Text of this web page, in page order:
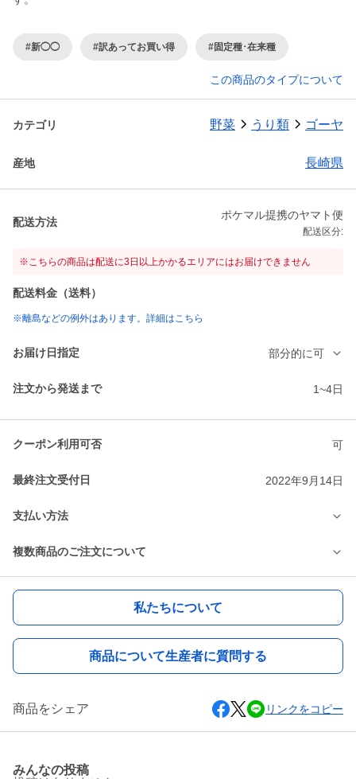
#新◯◯ #訳あってお買い得 #固定種･在来種
この商品のタイプについて
カテゴリ 野菜 うり類 ゴーヤ
産地 長崎県
配送方法
ポケマル提携のヤマト便
配送区分:
※こちらの商品は配送に3日以上かかるエリアにはお届けできません
配送料金（送料）
※離島などの例外はあります。詳細はこちら
お届け日指定 部分的に可
注文から発送まで 1~4日
クーポン利用可否 可
最終注文受付日 2022年9月14日
支払い方法
複数商品のご注文について
私たちについて
商品について生産者に質問する
商品をシェア リンクをコピー
みんなの投稿